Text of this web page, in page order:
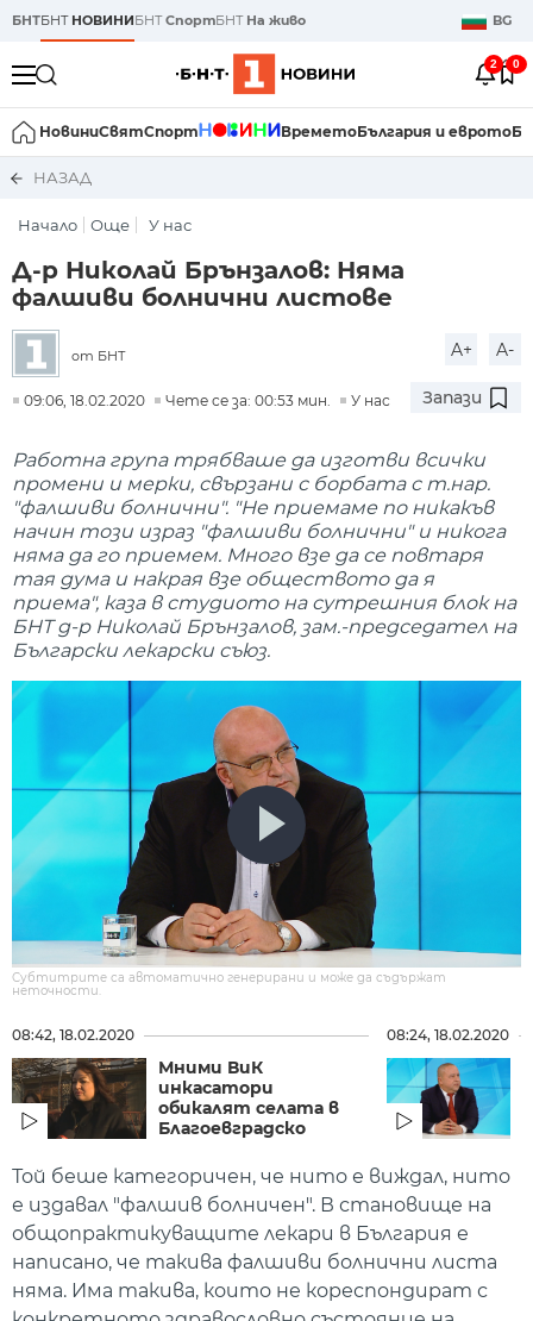
БНТБНТ НОВИНИБНТСпортБНТ На живо BG
2 0
НовиниСвятСпорт ВреметоБългария и еврото
НАЗАД
Начало Още У нас
Д-р Николай Брънзалов: Няма
фалшиви болнични листове
от БНТ A+ A-
09:06, 18.02.2020 Чете се за: 00:53 мин. У нас Запази
Работна група трябваше да изготви всички
промени и мерки, свързани с борбата с т.нар.
"фалшиви болнични". "Не приемаме по никакъв
начин този израз "фалшиви болнични" и никога
няма да го приемем. Много взе да се повтаря
тая дума и накрая взе обществото да я
приема", каза в студиото на сутрешния блок на
БНТ д-р Николай Брънзалов, зам.-председател на
Български лекарски съюз.
Субтитрите са автоматично генерирани и може да съдържат
неточности.
08:42, 18.02.2020
Мними ВиК
инкасатори
обикалят селата в
Благоевградско
08:24, 18.02.2020
Той беше категоричен, че нито е виждал, нито
е издавал "фалшив болничен". В становище на
общопрактикуващите лекари в България е
написано, че такива фалшиви болнични листа
няма. Има такива, които не кореспондират с